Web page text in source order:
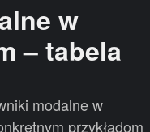
w
– tabela
modalne w
przykładom